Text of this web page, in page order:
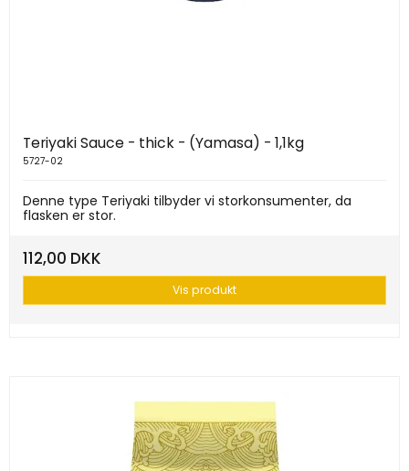
Teriyaki Sauce - thick - (Yamasa) - 1,1kg
5727-02
Denne type Teriyaki tilbyder vi storkonsumenter, da
flasken er stor.
112,00 DKK
Vis produkt